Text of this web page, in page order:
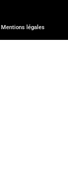
Mentions légales